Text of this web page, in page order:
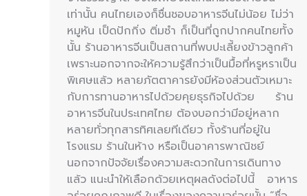
เท่านั้น คนไทยเองก็ชื่นชอบอาหารจีนไม่น้อย ไม่ว่า
หมูหัน เป็ดปักกิ่ง ติ่มซำ ก็เป็นที่ถูกปากคนไทยทั้ง
นั้น ร้านอาหารจีนเป็นสถานที่พบปะเลี้ยงข้าวลูกค้า
เพราะนอกจากจะให้ความรู้สึกว่าเป็นมื้อที่หรูหราเป็น
พิเศษแล้ว หลายภัตตาคารยังมีห้องส่วนตัวเหมาะ
กับการทานอาหารไปด้วยคุยธุรกิจไปด้วย ร้าน
อาหารจีนในประเทศไทย ต้องบอกว่ามีอยู่หลาก
หลายทั่วทุกสารทิศเลยทีเดียว ทั้งร้านที่อยู่ใน
โรงแรม ร้านในห้าง หรือเป็นอาคารพาณิชย์
นอกจากปัจจัยเรื่องความสะดวกในการเดินทาง
แล้ว แนะนำให้เลือกด้วยเหตุผลดังต่อไปนี้ อาหาร